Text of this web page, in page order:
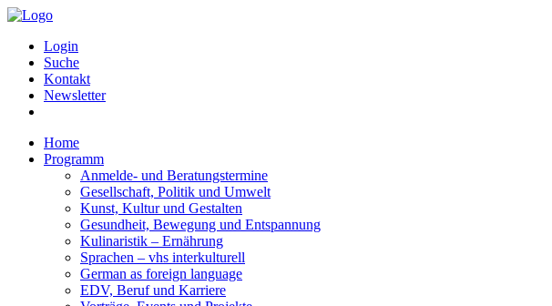
Login
Suche
Kontakt
Newsletter
Home
Programm
Anmelde- und Beratungstermine
Gesellschaft, Politik und Umwelt
Kunst, Kultur und Gestalten
Gesundheit, Bewegung und Entspannung
Kulinaristik – Ernährung
Sprachen – vhs interkulturell
German as foreign language
EDV, Beruf und Karriere